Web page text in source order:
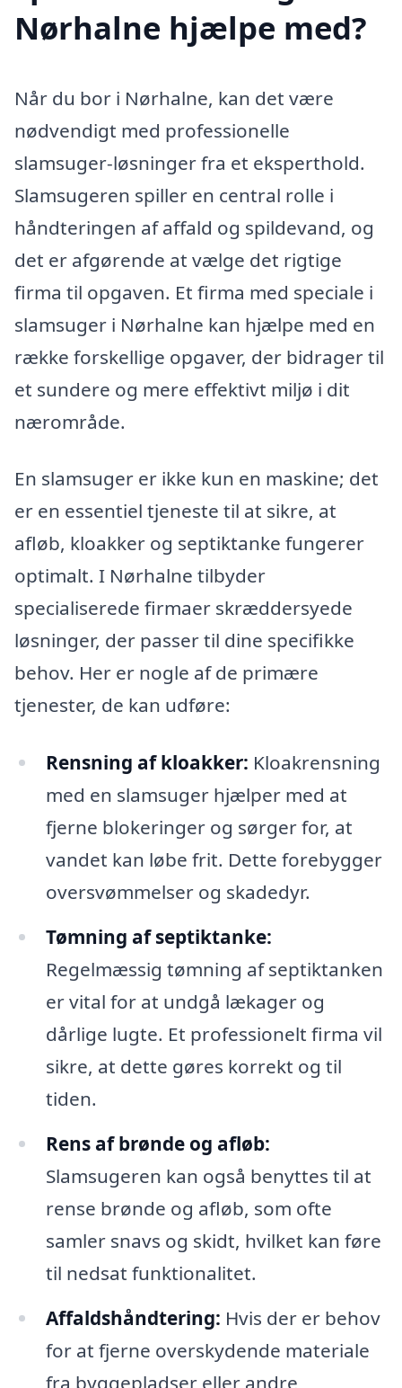
Nørhalne hjælpe med?
Når du bor i Nørhalne, kan det være
nødvendigt med professionelle
slamsuger-løsninger fra et eksperthold.
Slamsugeren spiller en central rolle i
håndteringen af affald og spildevand, og
det er afgørende at vælge det rigtige
firma til opgaven. Et firma med speciale i
slamsuger i Nørhalne kan hjælpe med en
række forskellige opgaver, der bidrager til
et sundere og mere effektivt miljø i dit
nærområde.
En slamsuger er ikke kun en maskine; det
er en essentiel tjeneste til at sikre, at
afløb, kloakker og septiktanke fungerer
optimalt. I Nørhalne tilbyder
specialiserede firmaer skræddersyede
løsninger, der passer til dine specifikke
behov. Her er nogle af de primære
tjenester, de kan udføre:
Rensning af kloakker: Kloakrensning
med en slamsuger hjælper med at
fjerne blokeringer og sørger for, at
vandet kan løbe frit. Dette forebygger
oversvømmelser og skadedyr.
Tømning af septiktanke:
Regelmæssig tømning af septiktanken
er vital for at undgå lækager og
dårlige lugte. Et professionelt firma vil
sikre, at dette gøres korrekt og til
tiden.
Rens af brønde og afløb:
Slamsugeren kan også benyttes til at
rense brønde og afløb, som ofte
samler snavs og skidt, hvilket kan føre
til nedsat funktionalitet.
Affaldshåndtering: Hvis der er behov
for at fjerne overskydende materiale
fra byggepladser eller andre